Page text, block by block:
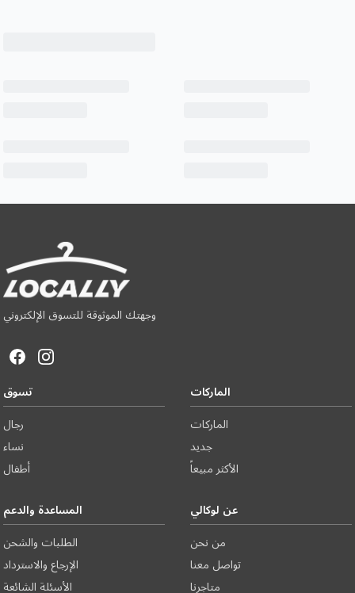
وجهتك الموثوقة للتسوق الإلكتروني
تسوق
رجال
نساء
أطفال
الماركات
الماركات
جديد
الأكثر مبيعاً
المساعدة والدعم
الطلبات والشحن
الإرجاع والاسترداد
الأسئلة الشائعة
عن لوكالي
من نحن
تواصل معنا
متاجرنا